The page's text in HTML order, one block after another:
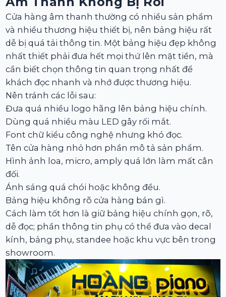
Cửa hàng âm thanh thường có nhiều sản phẩm
và nhiều thương hiệu thiết bị, nên bảng hiệu rất
dễ bị quá tải thông tin. Một bảng hiệu đẹp không
nhất thiết phải đưa hết mọi thứ lên mặt tiền, mà
cần biết chọn thông tin quan trọng nhất để
khách đọc nhanh và nhớ được thương hiệu.
Nên tránh các lỗi sau:
Đưa quá nhiều logo hãng lên bảng hiệu chính.
Dùng quá nhiều màu LED gây rối mắt.
Font chữ kiểu công nghệ nhưng khó đọc.
Tên cửa hàng nhỏ hơn phần mô tả sản phẩm.
Hình ảnh loa, micro, amply quá lớn làm mất cân
đối.
Ánh sáng quá chói hoặc không đều.
Bảng hiệu không rõ cửa hàng bán gì.
Cách làm tốt hơn là giữ bảng hiệu chính gọn, rõ,
dễ đọc; phần thông tin phụ có thể đưa vào decal
kính, bảng phụ, standee hoặc khu vực bên trong
showroom.